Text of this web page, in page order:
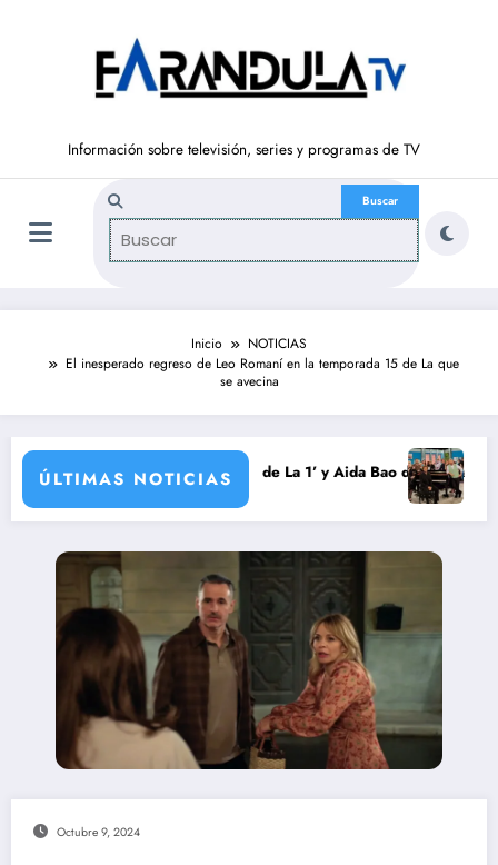
Información sobre televisión, series y programas de TV
Inicio
NOTICIAS
El inesperado regreso de Leo Romaní en la temporada 15 de La que
se avecina
ÚLTIMAS NOTICIAS
vuelve a ‘La Hora de La 1’ y Aida Bao da el salto a ‘Mañaneros
Adiós a ‘Cine
Octubre 9, 2024